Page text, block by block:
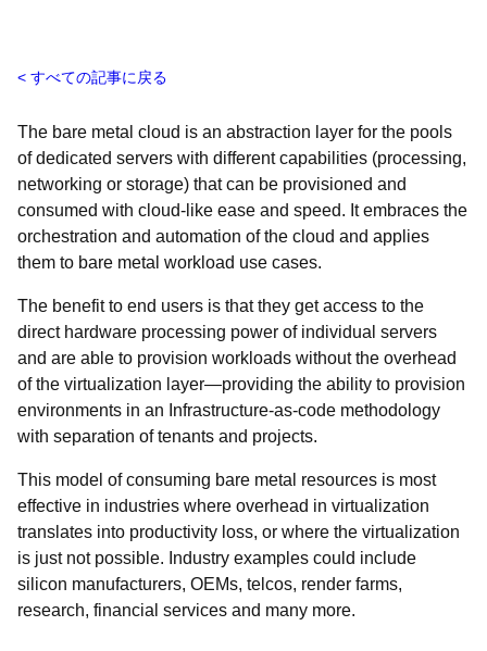
すべての記事に戻る
The bare metal cloud is an abstraction layer for the pools
of dedicated servers with different capabilities (processing,
networking or storage) that can be provisioned and
consumed with cloud-like ease and speed. It embraces the
orchestration and automation of the cloud and applies
them to bare metal workload use cases.
The benefit to end users is that they get access to the
direct hardware processing power of individual servers
and are able to provision workloads without the overhead
of the virtualization layer—providing the ability to provision
environments in an Infrastructure-as-code methodology
with separation of tenants and projects.
This model of consuming bare metal resources is most
effective in industries where overhead in virtualization
translates into productivity loss, or where the virtualization
is just not possible. Industry examples could include
silicon manufacturers, OEMs, telcos, render farms,
research, financial services and many more.